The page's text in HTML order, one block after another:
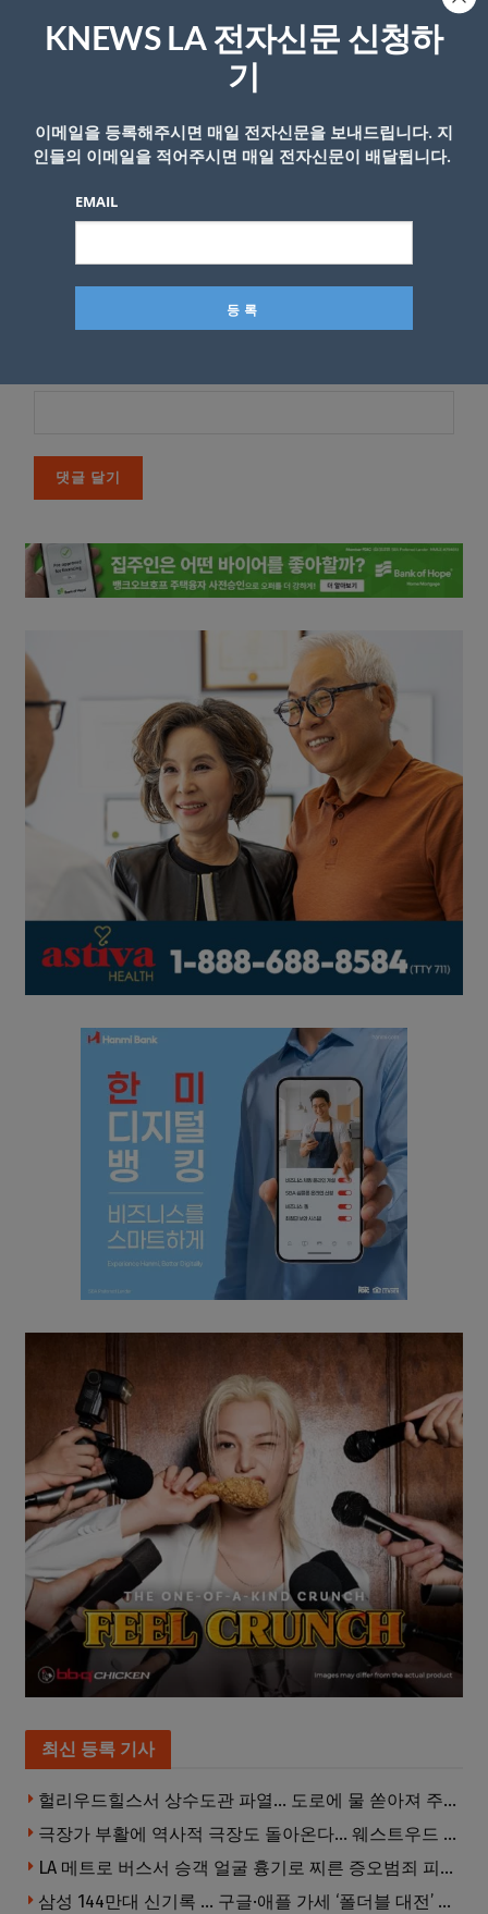
이메일 주소는 공개되지 않습니다. 필수 필드는 * 로 표시됩니
다
최신 등록 기사
헐리우드힐스서 상수도관 파열… 도로에 물 쏟아져 주민 약 100명 피해
극장가 부활에 역사적 극장도 돌아온다… 웨스트우드 ‘브루인 극장’ 10월 재개장 추진
LA 메트로 버스서 승객 얼굴 흉기로 찌른 증오범죄 피고인, 종신형에 징역 7년 추가 선고
삼성 144만대 신기록 … 구글·애플 가세 ‘폴더블 대전’ 열린다
KNEWS LA 전자신문 신청하
기
이메일을 등록해주시면 매일 전자신문을 보내드립니다. 지
인들의 이메일을 적어주시면 매일 전자신문이 배달됩니다.
EMAIL